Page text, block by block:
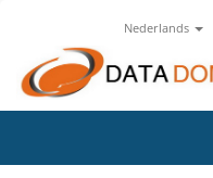
Nederlands